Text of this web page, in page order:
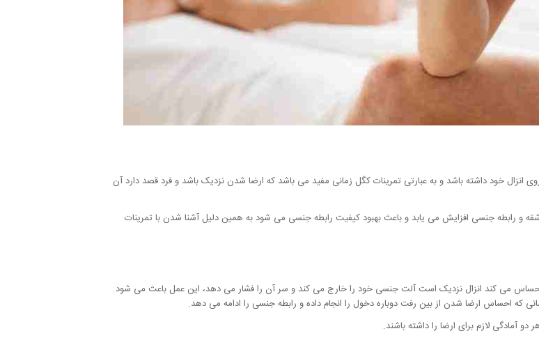
خود داشته باشد و به عبارتی تمرینات کگل زمانی مفید می باشد که ارضا شدن نزدیک باشد و فرد قصد دارد آن
رابطه جنسی افزایش می یابد و باعث بهبود کیفیت رابطه جنسی می شود به همین دلیل آشنا شدن با تمرینات
می کند انزال نزدیک است آلت جنسی خود را خارج می کند و سر آن را فشار می دهد، این عمل باعث می شود
که احساس ارضا شدن از بین رفت دوباره دخول را انجام داده و رابطه جنسی را ادامه می دهد.
آمادگی لازم برای ارضا را داشته باشند.